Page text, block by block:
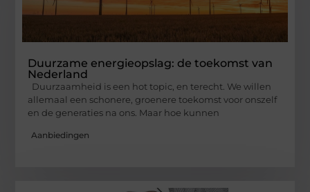
Duurzame energieopslag: de toekomst van
Nederland
Duurzaamheid is een hot topic, en terecht. We willen
allemaal een schonere, groenere toekomst voor onszelf
en de generaties na ons. Maar hoe kunnen
Aanbiedingen